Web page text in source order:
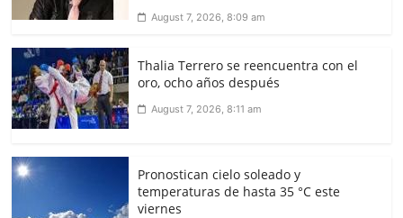
August 7, 2026, 8:09 am
Thalia Terrero se reencuentra con el
oro, ocho años después
August 7, 2026, 8:11 am
Pronostican cielo soleado y
temperaturas de hasta 35 °C este
viernes